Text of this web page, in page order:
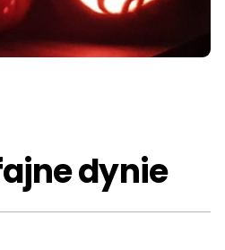
dynie